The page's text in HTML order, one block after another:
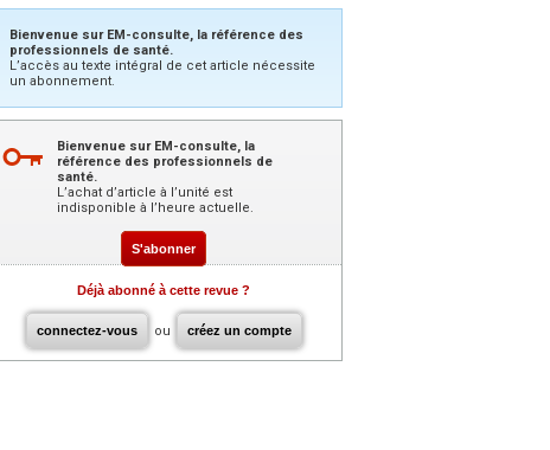
Bienvenue sur EM-consulte, la référence des
professionnels de santé.
L’accès au texte intégral de cet article nécessite
un abonnement.
Bienvenue sur EM-consulte, la
référence des professionnels de
santé.
L’achat d’article à l’unité est
indisponible à l’heure actuelle.
S'abonner
Déjà abonné à cette revue ?
connectez-vous ou créez un compte